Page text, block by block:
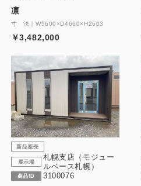
凛
寸 法｜W5600×D4660×H2603
￥3,482,000
新品販売
展示場
札幌支店（モジュー
ルベース札幌）
商品ID 3100076